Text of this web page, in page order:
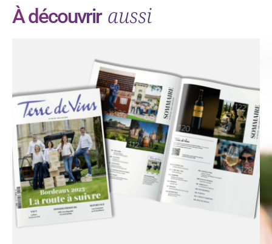
À découvrir aussi